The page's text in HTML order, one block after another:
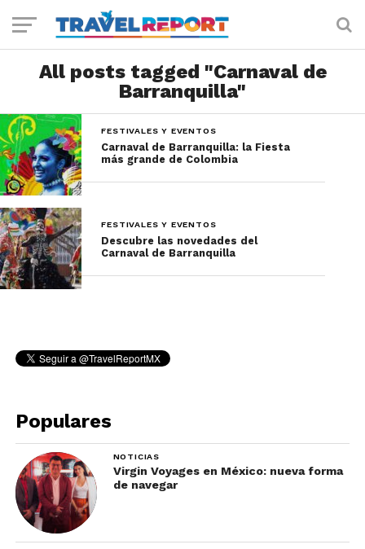
All posts tagged "Carnaval de
Barranquilla"
FESTIVALES Y EVENTOS
Carnaval de Barranquilla: la Fiesta
más grande de Colombia
FESTIVALES Y EVENTOS
Descubre las novedades del
Carnaval de Barranquilla
Populares
NOTICIAS
Virgin Voyages en México: nueva forma
de navegar